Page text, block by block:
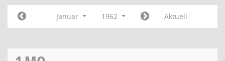
Januar 1962 Aktuell